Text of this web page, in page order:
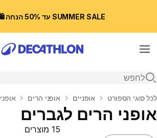
SUMMER SALE עד 50% הנחה 🛍️
Menu
פתיחת חיפוש
בית
לכל סוגי הספורט אופניים אופני הרים
אופני הרים לגברים
15 מוצרים